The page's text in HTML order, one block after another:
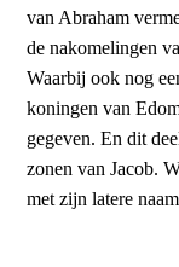
van Abraham
de nakomelingen
Waarbij ook nog
koningen van
gegeven. En dit
zonen van Jacob.
met zijn latere